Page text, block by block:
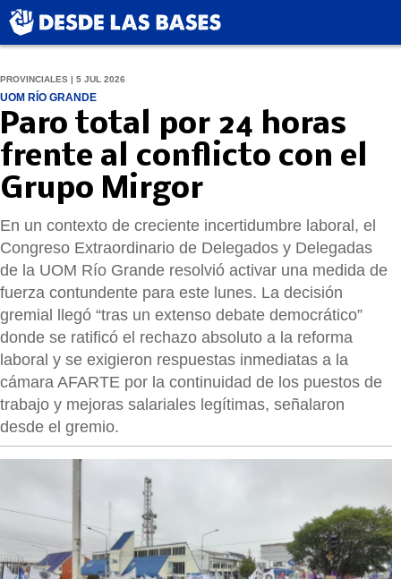
PROVINCIALES | 5 JUL 2026
UOM RÍO GRANDE
Paro total por 24 horas
frente al conflicto con el
Grupo Mirgor
En un contexto de creciente incertidumbre laboral, el
Congreso Extraordinario de Delegados y Delegadas
de la UOM Río Grande resolvió activar una medida de
fuerza contundente para este lunes. La decisión
gremial llegó “tras un extenso debate democrático”
donde se ratificó el rechazo absoluto a la reforma
laboral y se exigieron respuestas inmediatas a la
cámara AFARTE por la continuidad de los puestos de
trabajo y mejoras salariales legítimas, señalaron
desde el gremio.